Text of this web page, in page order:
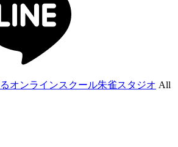
オンラインスクール朱雀スタジオ All